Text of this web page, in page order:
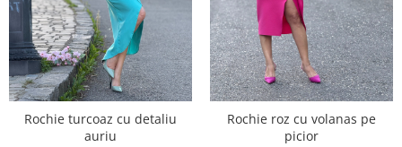
Rochie turcoaz cu detaliu
auriu
Rochie roz cu volanas pe
picior